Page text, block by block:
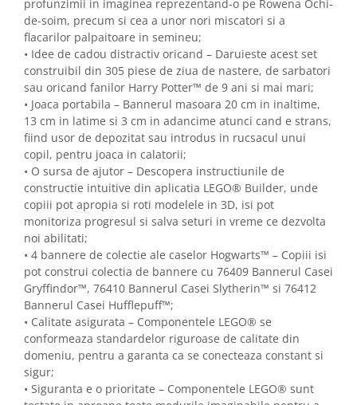
profunzimii in imaginea reprezentand-o pe Rowena Ochi-
de-soim, precum si cea a unor nori miscatori si a
flacarilor palpaitoare in semineu;
• Idee de cadou distractiv oricand – Daruieste acest set
construibil din 305 piese de ziua de nastere, de sarbatori
sau oricand fanilor Harry Potter™ de 9 ani si mai mari;
• Joaca portabila – Bannerul masoara 20 cm in inaltime,
13 cm in latime si 3 cm in adancime atunci cand e strans,
fiind usor de depozitat sau introdus in rucsacul unui
copil, pentru joaca in calatorii;
• O sursa de ajutor – Descopera instructiunile de
constructie intuitive din aplicatia LEGO® Builder, unde
copiii pot apropia si roti modelele in 3D, isi pot
monitoriza progresul si salva seturi in vreme ce dezvolta
noi abilitati;
• 4 bannere de colectie ale caselor Hogwarts™ – Copiii isi
pot construi colectia de bannere cu 76409 Bannerul Casei
Gryffindor™, 76410 Bannerul Casei Slytherin™ si 76412
Bannerul Casei Hufflepuff™;
• Calitate asigurata – Componentele LEGO® se
conformeaza standardelor riguroase de calitate din
domeniu, pentru a garanta ca se conecteaza constant si
sigur;
• Siguranta e o prioritate – Componentele LEGO® sunt